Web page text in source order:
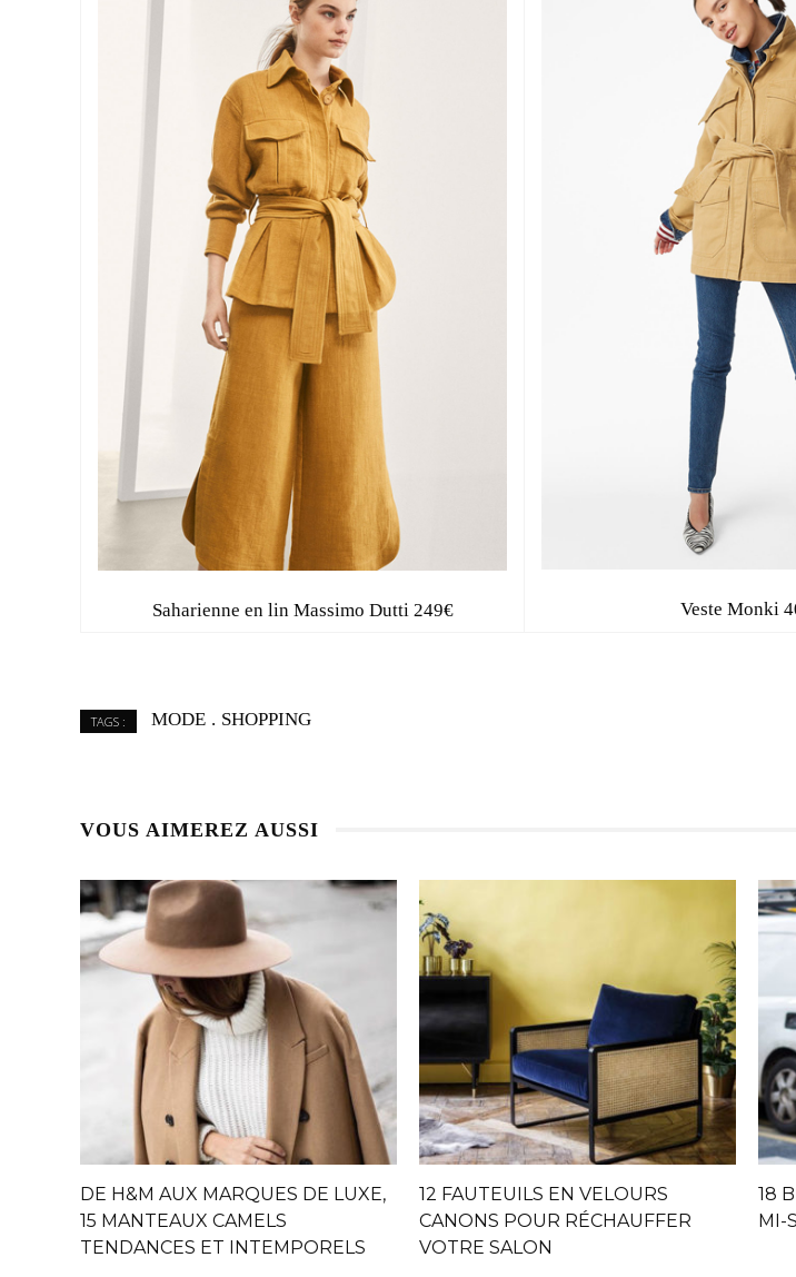
Saharienne en lin Massimo Dutti 249€ Veste Monki
TAGS : MODE SHOPPING
VOUS AIMEREZ AUSSI
DE H&M AUX MARQUES DE LUXE,
15 MANTEAUX CAMELS
TENDANCES ET INTEMPORELS
12 FAUTEUILS EN VELOURS
CANONS POUR RÉCHAUFFER
VOTRE SALON
18
MI-
This popup will